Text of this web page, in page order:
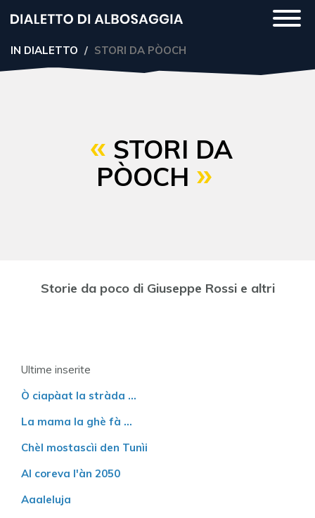
contenuto
principale
IN DIALETTO STORI DA PÒOCH
STORI DA
PÒOCH
Storie da poco di Giuseppe Rossi e altri
Ultime inserite
Ò ciapàat la stràda ...
La mama la ghè fà ...
Chèl mostascìi den Tunìi
Al coreva l'àn 2050
Aaaleluja